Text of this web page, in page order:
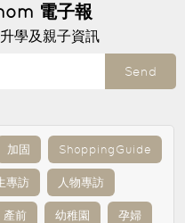
電子報
學及親子資訊
Send
加固 ShoppingGuide
專訪 人物專訪
產前 幼稚園 孕婦